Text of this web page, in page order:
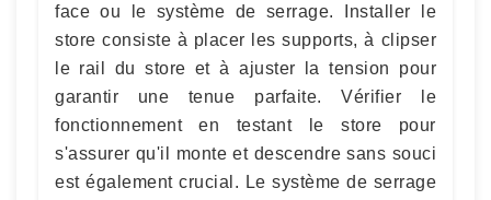
face ou le système de serrage. Installer le
store consiste à placer les supports, à clipser
le rail du store et à ajuster la tension pour
garantir une tenue parfaite. Vérifier le
fonctionnement en testant le store pour
s'assurer qu'il monte et descendre sans souci
est également crucial. Le système de serrage